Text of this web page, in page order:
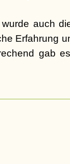
auch
Erfahrung
gab